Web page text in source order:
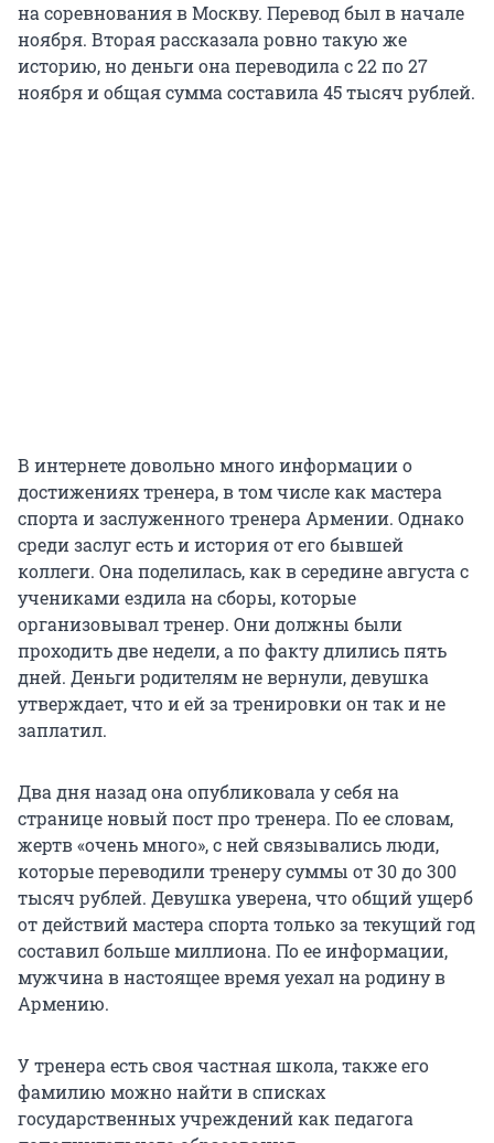
на соревнования в Москву. Перевод был в начале
ноября. Вторая рассказала ровно такую же
историю, но деньги она переводила с 22 по 27
ноября и общая сумма составила 45 тысяч рублей.
В интернете довольно много информации о
достижениях тренера, в том числе как мастера
спорта и заслуженного тренера Армении. Однако
среди заслуг есть и история от его бывшей
коллеги. Она поделилась, как в середине августа с
учениками ездила на сборы, которые
организовывал тренер. Они должны были
проходить две недели, а по факту длились пять
дней. Деньги родителям не вернули, девушка
утверждает, что и ей за тренировки он так и не
заплатил.
Два дня назад она опубликовала у себя на
странице новый пост про тренера. По ее словам,
жертв «очень много», с ней связывались люди,
которые переводили тренеру суммы от 30 до 300
тысяч рублей. Девушка уверена, что общий ущерб
от действий мастера спорта только за текущий год
составил больше миллиона. По ее информации,
мужчина в настоящее время уехал на родину в
Армению.
У тренера есть своя частная школа, также его
фамилию можно найти в списках
государственных учреждений как педагога